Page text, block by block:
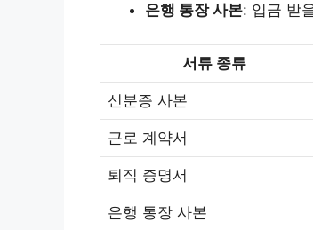
은행 통장 사본: 입금 받
서류 종류
신분증 사본
근로 계약서
퇴직 증명서
은행 통장 사본